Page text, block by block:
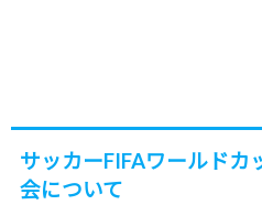
サッカーFIFAワールドカ
会について